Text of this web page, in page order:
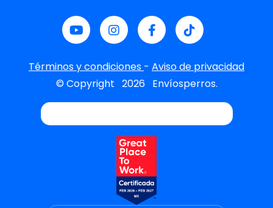
Términos y condiciones - Aviso de privacidad
© Copyright 2026 Envíosperros.